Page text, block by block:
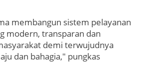
membangun sistem pelayanan
modern, transparan dan
demi terwujudnya
dan bahagia," pungkas